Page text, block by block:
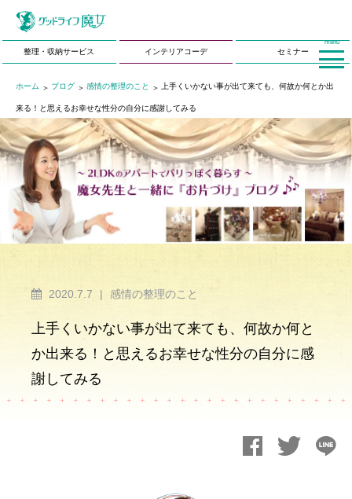
整理・収納サービス インテリアコーデ セミナー
ホーム ブログ 感情の整理のこと 上手くいかない事が出て来ても、何故か何とか出
来る！と思えるお幸せな性分の自分に感謝してみる
2020.7.7 | 感情の整理のこと
上手くいかない事が出て来ても、何故か何と
か出来る！と思えるお幸せな性分の自分に感
謝してみる
menu